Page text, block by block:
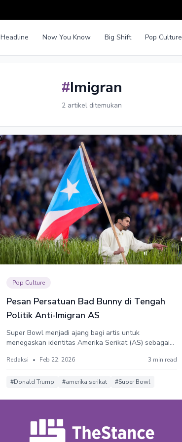
Headline Now You Know Big Shift Pop Culture
#Imigran
2 artikel ditemukan
Pop Culture
Pesan Persatuan Bad Bunny di Tengah
Politik Anti-Imigran AS
Super Bowl menjadi ajang bagi artis untuk
menegaskan identitas Amerika Serikat (AS) sebagai
itu penghinaan terhadap Amerika.
Redaksi • Feb 22, 2026 3 min read
#Donald Trump #amerika serikat #Super Bowl